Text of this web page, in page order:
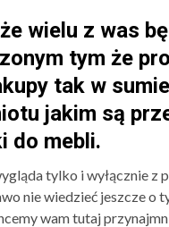
wielu z was
tym że
tak w
jakim są
do mebli.
tylko i wyłącznie z
nie wiedzieć jeszcze o
wam tutaj